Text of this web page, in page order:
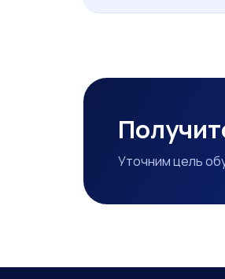
Уточним цель